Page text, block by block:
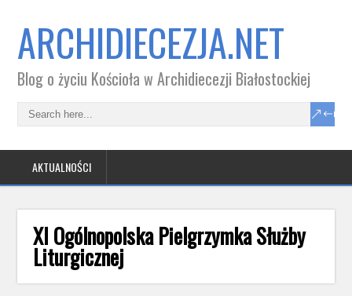
ARCHIDIECEZJA.NET
Blog o życiu Kościoła w Archidiecezji Białostockiej
AKTUALNOŚCI
XI Ogólnopolska Pielgrzymka Służby
Liturgicznej